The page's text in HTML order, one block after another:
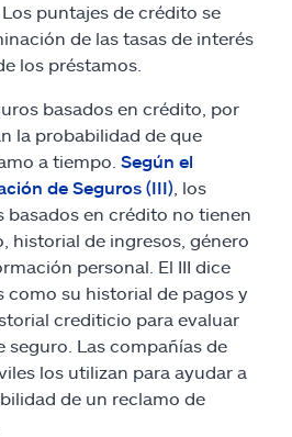
puntajes de crédito se
de las tasas de interés
los préstamos.
basados en crédito, por
la probabilidad de que
a tiempo. Según el
de Seguros (III) , los
basados en crédito no tienen
historial de ingresos, género
personal. El III dice
como su historial de pagos y
crediticio para evaluar
seguro. Las compañías de
los utilizan para ayudar a
de un reclamo de